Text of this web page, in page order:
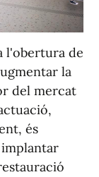
l'obertura de
la
del mercat
és